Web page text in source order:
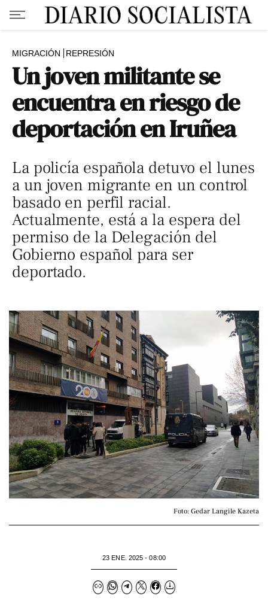
MIGRACIÓN REPRESIÓN
Un joven militante se
encuentra en riesgo de
deportación en Iruñea
La policía española detuvo el lunes
a un joven migrante en un control
basado en perfil racial.
Actualmente, está a la espera del
permiso de la Delegación del
Gobierno español para ser
deportado.
Foto: Gedar Langile Kazeta
23 ENE. 2025 - 08:00